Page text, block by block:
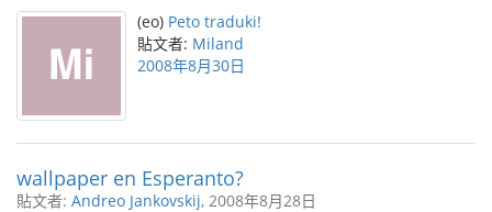
(eo) Peto traduki!
貼文者: Miland
2008年8月30日
wallpaper en Esperanto?
貼文者: Andreo Jankovskij, 2008年8月28日